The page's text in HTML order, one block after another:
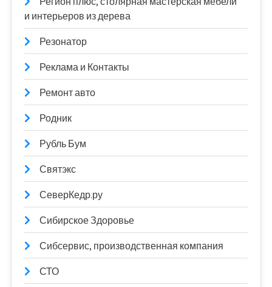
и интерьеров из дерева
Резонатор
Реклама и Контакты
Ремонт авто
Родник
Рубль Бум
Святэкс
СеверКедр.ру
Сибирское Здоровье
Сибсервис, производственная компания
СТО